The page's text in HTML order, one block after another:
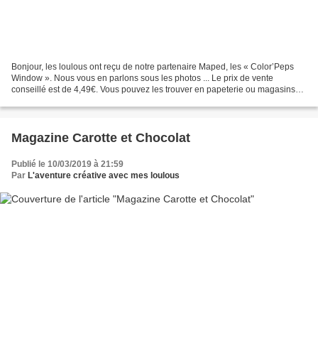
Bonjour, les loulous ont reçu de notre partenaire Maped, les « Color’Peps
Window ». Nous vous en parlons sous les photos ... Le prix de vente
conseillé est de 4,49€. Vous pouvez les trouver en papeterie ou magasins
carton-3154148448204.html La...
Magazine Carotte et Chocolat
Publié le 10/03/2019 à 21:59
Par L'aventure créative avec mes loulous